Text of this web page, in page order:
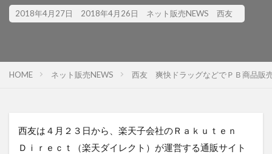
2018年4月27日 2018年4月26日 ネット販売NEWS 西友
HOME ネット販売NEWS 西友 爽快ドラッグなどでＰＢ商品販
西友は４月２３日から、楽天子会社のＲａｋｕｔｅｎ
Ｄｉｒｅｃｔ（楽天ダイレクト）が運営する通販サイト